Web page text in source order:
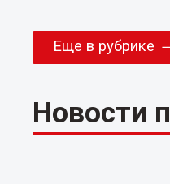
Еще в рубрике
Новости